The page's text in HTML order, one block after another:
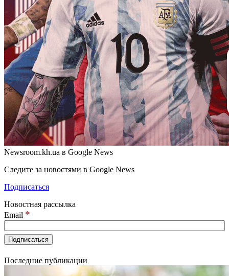
Newsroom.kh.ua в Google News
Следите за новостями в Google News
Подписаться
Новостная рассылка
Email *
Последние публикации